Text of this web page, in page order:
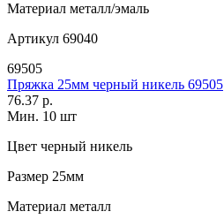
Материал металл/эмаль
Артикул 69040
69505
Пряжка 25мм черный никель 69505
76.37 р.
Мин. 10 шт
Цвет черный никель
Размер 25мм
Материал металл